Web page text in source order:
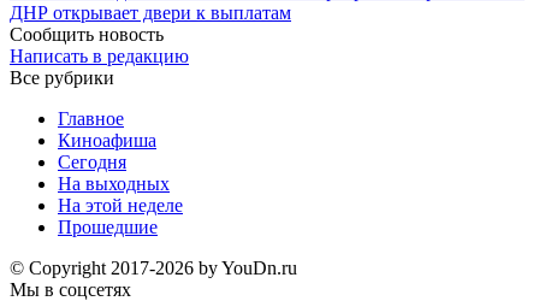
ДНР открывает двери к выплатам
Сообщить новость
Написать в редакцию
Все рубрики
Главное
Киноафиша
Сегодня
На выходных
На этой неделе
Прошедшие
© Copyright 2017-2026 by YouDn.ru
Мы в соцсетях